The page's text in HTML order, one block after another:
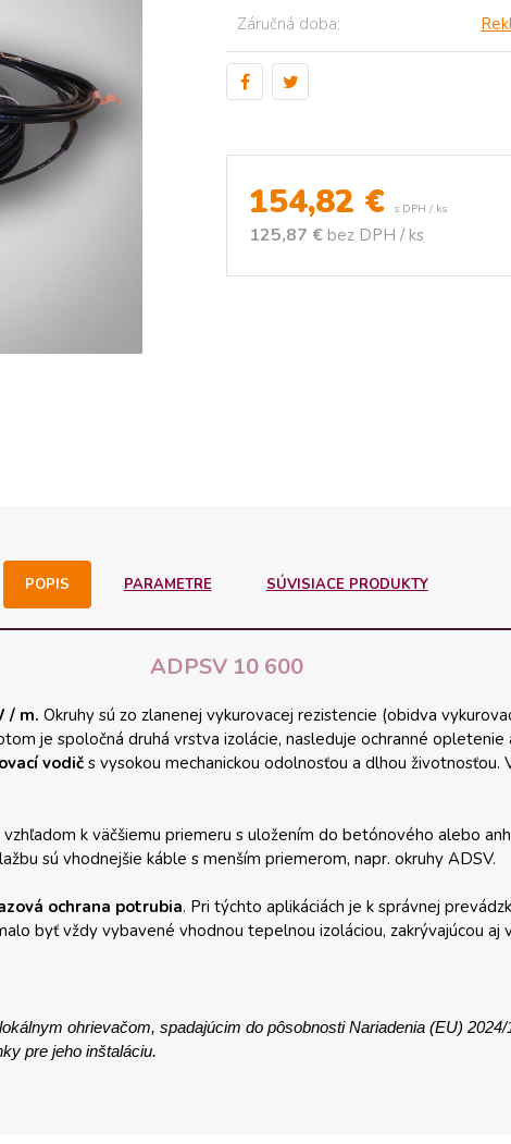
154,82 € s DPH / ks
125,87 € bez DPH / ks
Záručná doba:
POPIS PARAMETRE SÚVISIACE PRODUKTY
ADPSV 10 600
/ m. Okruhy sú zo zlanenej vykurovacej rezistencie (obidva
je spoločná druhá vrstva izolácie, nasleduje ochranné opletenie
vodič s vysokou mechanickou odolnosťou a dlhou
vzhľadom k väčšiemu priemeru s uložením do betónového alebo
sú vhodnejšie káble s menším priemerom, napr. okruhy ADSV.
ochrana potrubia. Pri týchto aplikáciách je k správnej
byť vždy vybavené vhodnou tepelnou izoláciou, zakrývajúcou aj
ohrievačom, spadajúcim do pôsobnosti Nariadenia (EU)
pre jeho inštaláciu.